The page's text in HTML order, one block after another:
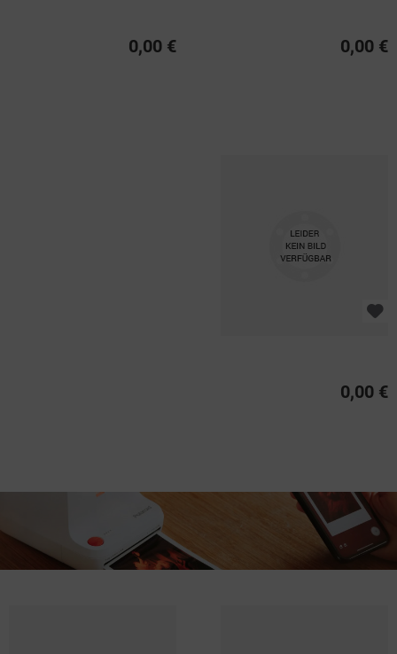
0,00 € 0,00 €
0,00 €